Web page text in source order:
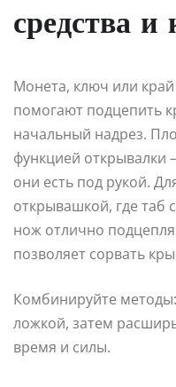
средства
Монета, ключ или
помогают подцепить
начальный надрез.
функцией открывалки
они есть под рукой.
открывашкой, где таб
нож отлично
позволяет сорвать
Комбинируйте
ложкой, затем
время и силы.